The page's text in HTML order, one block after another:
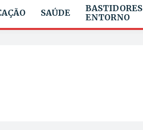
SAÚDE
BASTIDORES
ENTORNO